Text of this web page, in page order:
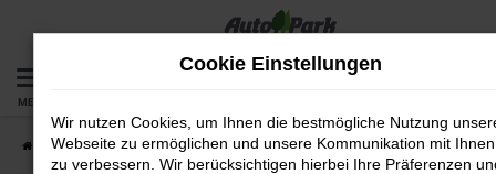
Zum
springen
MENÜ
Startseite Fahrzeuge Fahrzeug-Bestand
Cookie Einstellungen
Wir nutzen Cookies, um Ihnen die bestmögliche Nutzung
Webseite zu ermöglichen und unsere Kommunikation mit Ihnen
zu verbessern. Wir berücksichtigen hierbei Ihre Präferenzen